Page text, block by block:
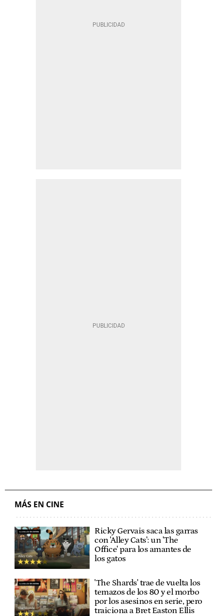
MÁS EN CINE
Ricky Gervais saca las garras
con 'Alley Cats': un 'The
Office' para los amantes de
los gatos
'The Shards' trae de vuelta los
temazos de los 80 y el morbo
por los asesinos en serie, pero
traiciona a Bret Easton Ellis